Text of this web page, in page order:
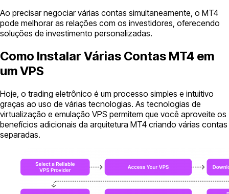
Ao precisar negociar várias contas simultaneamente, o MT4
pode melhorar as relações com os investidores, oferecendo
soluções de investimento personalizadas.
Como Instalar Várias Contas MT4 em
um VPS
Hoje, o trading eletrônico é um processo simples e intuitivo
graças ao uso de várias tecnologias. As tecnologias de
virtualização e emulação VPS permitem que você aproveite os
benefícios adicionais da arquitetura MT4 criando várias contas
separadas.